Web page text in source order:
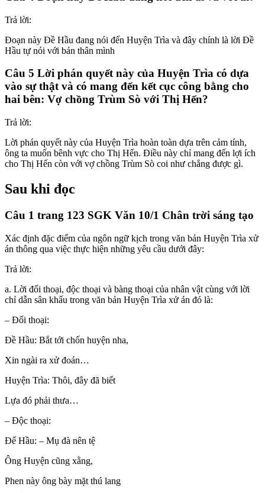
Trả lời:
Đoạn này Đề Hầu đang nói đến Huyện Trìa và đây chính là lời Đề
Hầu tự nói với bản thân mình
Câu 5 Lời phán quyết này của Huyện Trìa có dựa
vào sự thật và có mang đến kết cục công bằng cho
hai bên: Vợ chồng Trùm Sò với Thị Hến?
Trả lời:
Lời phán quyết này của Huyện Trìa hoàn toàn dựa trên cảm tính,
ông ta muốn bênh vực cho Thị Hến. Điều này chỉ mang đến lợi ích
cho Thị Hến còn với vợ chồng Trùm Sò coi như chẳng được gì.
Sau khi đọc
Câu 1 trang 123 SGK Văn 10/1 Chân trời sáng tạo
Xác định đặc điểm của ngôn ngữ kịch trong văn bản Huyện Trìa xử
án thông qua việc thực hiện những yêu cầu dưới đây:
Trả lời:
a. Lời đối thoại, độc thoại và bàng thoại của nhân vật cùng với lời
chỉ dẫn sân khấu trong văn bản Huyện Trìa xử án đó là:
– Đối thoại:
Đề Hầu: Bắt tới chốn huyện nha,
Xin ngài ra xử đoán…
Huyện Trìa: Thôi, đây đã biết
Lựa đó phải thưa…
– Độc thoại:
Đế Hầu: – Mụ đà nên tệ
Ông Huyện cũng xằng,
Phen này ông bày mặt thú lang